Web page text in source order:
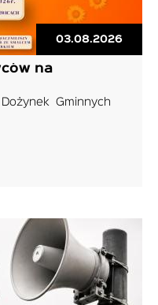
03.08.2026
na
Gminnych